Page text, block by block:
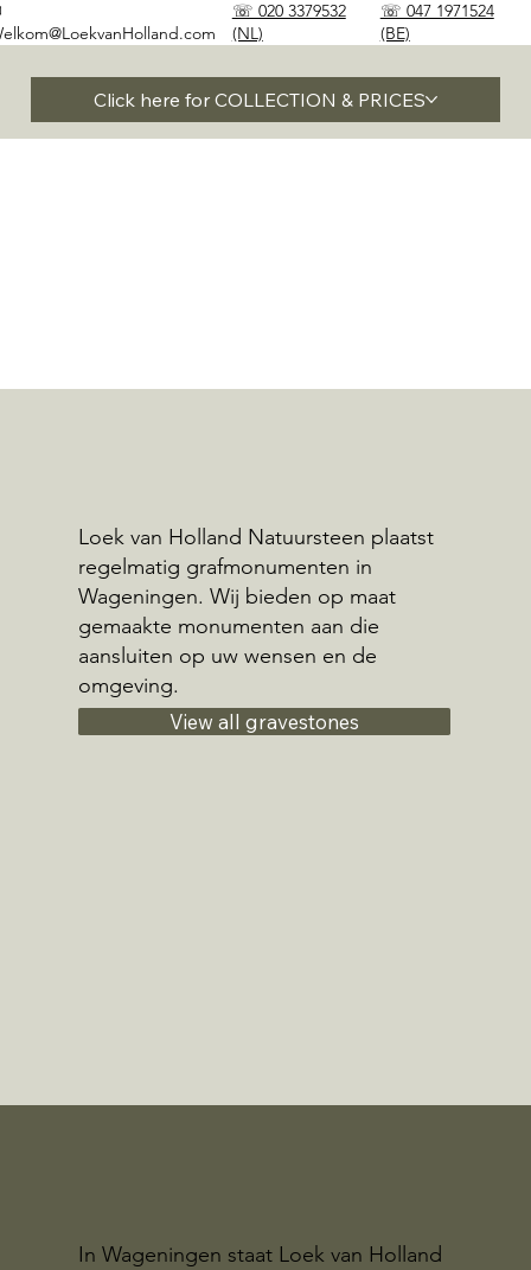
Click here for COLLECTION & PRICES
☏ 020 3379532
(NL)
☏ 047 1971524
(BE)
Loek van Holland Natuursteen plaatst
regelmatig grafmonumenten in
Wageningen. Wij bieden op maat
gemaakte monumenten aan die
aansluiten op uw wensen en de
omgeving.
View all gravestones
In Wageningen staat Loek van Holland